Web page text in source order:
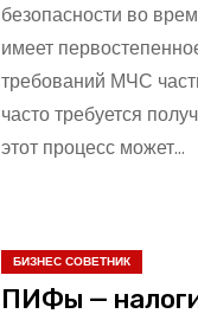
безопасности во
имеет
требований МЧС
часто требуется
этот процесс может…
БИЗНЕС СОВЕТНИК
ПИФы —